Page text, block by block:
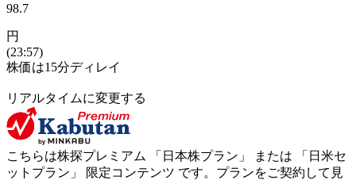
98.7
円
(23:57)
株価は15分ディレイ
リアルタイムに変更する
こちらは株探プレミアム 「 日本株プラン 」 または 「 日米セ
ットプラン 」 限定コンテンツ です。プランをご契約して見